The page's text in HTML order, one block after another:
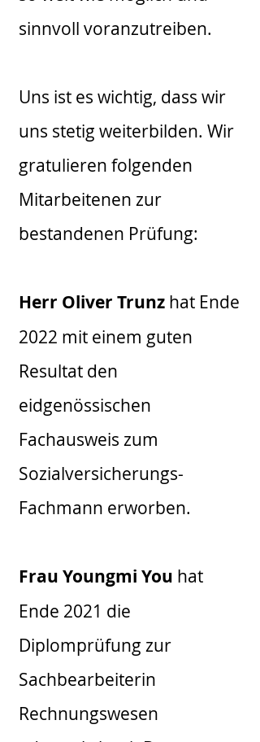
sinnvoll voranzutreiben.
Uns ist es wichtig, dass wir
uns stetig weiterbilden. Wir
gratulieren folgenden
Mitarbeitenen zur
bestandenen Prüfung:
Herr Oliver Trunz hat Ende
2022 mit einem guten
Resultat den
eidgenössischen
Fachausweis zum
Sozialversicherungs-
Fachmann erworben.
Frau Youngmi You hat
Ende 2021 die
Diplomprüfung zur
Sachbearbeiterin
Rechnungswesen